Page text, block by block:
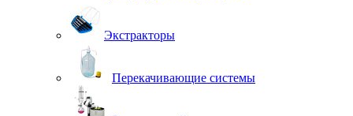
Экстракторы
Перекачивающие системы